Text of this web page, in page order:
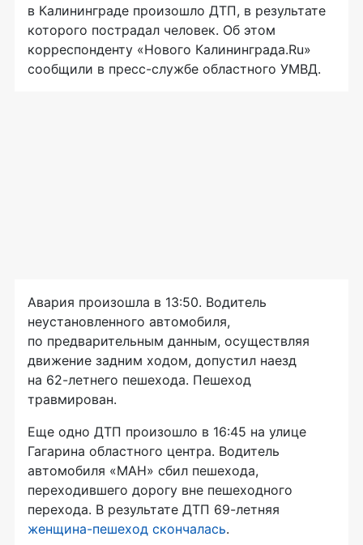
в Калининграде произошло ДТП, в результате
которого пострадал человек. Об этом
корреспонденту «Нового Калининграда.Ru»
сообщили в пресс-службе областного УМВД.
Авария произошла в 13:50. Водитель
неустановленного автомобиля,
по предварительным данным, осуществляя
движение задним ходом, допустил наезд
на 62-летнего пешехода. Пешеход
травмирован.
Еще одно ДТП произошло в 16:45 на улице
Гагарина областного центра. Водитель
автомобиля «МАН» сбил пешехода,
переходившего дорогу вне пешеходного
перехода. В результате ДТП 69-летняя
женщина-пешеход скончалась.